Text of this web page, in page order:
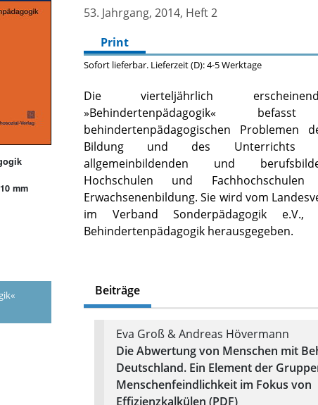
mm
53. Jahrgang, 2014, Heft 2
Print
Sofort lieferbar. Lieferzeit (D): 4-5 Werktage
Die vierteljährlich
»Behindertenpädagogik«
behindertenpädagogischen Problemen
Bildung und des Unterrichts
allgemeinbildenden und
Hochschulen und
Erwachsenenbildung. Sie wird vom
im Verband Sonderpädagogik e.V.,
Behindertenpädagogik herausgegeben.
Beiträge
Eva Groß & Andreas Hövermann
Die Abwertung von Menschen mit
Deutschland. Ein Element der
Menschenfeindlichkeit im Fokus von
Effizienzkalkülen (PDF)